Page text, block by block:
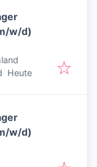
w/d)
Veröffentlicht:
Heute
w/d)